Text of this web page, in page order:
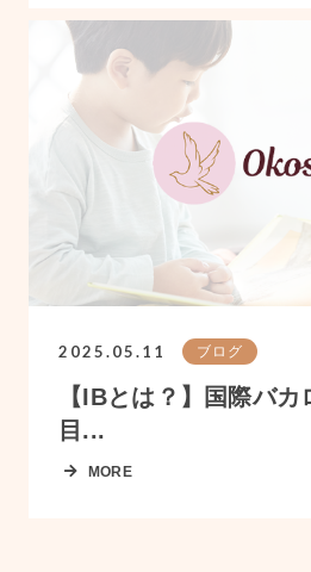
2025.05.11 ブログ
【IBとは？】国際バ
目...
MORE